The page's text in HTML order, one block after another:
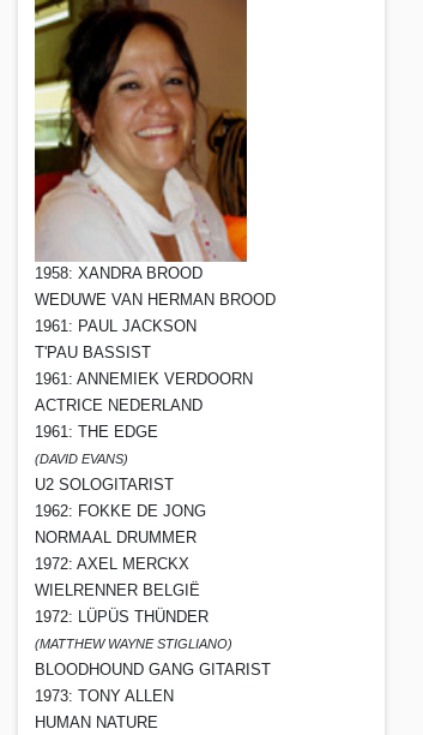
1958: XANDRA BROOD
WEDUWE VAN HERMAN BROOD
1961: PAUL JACKSON
T'PAU BASSIST
1961: ANNEMIEK VERDOORN
ACTRICE NEDERLAND
1961: THE EDGE
(DAVID EVANS)
U2 SOLOGITARIST
1962: FOKKE DE JONG
NORMAAL DRUMMER
1972: AXEL MERCKX
WIELRENNER BELGIË
1972: LÜPÜS THÜNDER
(MATTHEW WAYNE STIGLIANO)
BLOODHOUND GANG GITARIST
1973: TONY ALLEN
HUMAN NATURE